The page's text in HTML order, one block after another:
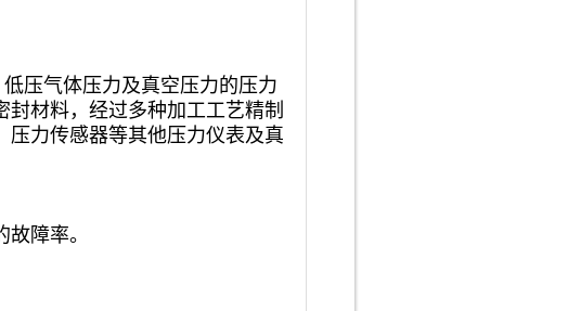
压气体压力及真空压力的压力
材料，经过多种加工工艺精制
压力传感器等其他压力仪表及真
障率。